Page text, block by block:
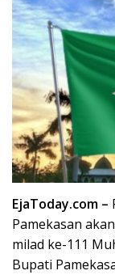
EjaToday.com –
Pamekasan
milad ke-111
Bupati